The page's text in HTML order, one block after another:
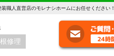
職人直営店のモレナシホームにお任せください！
修理